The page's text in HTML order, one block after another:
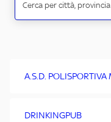
A.S.D.
DRINKINGPUB